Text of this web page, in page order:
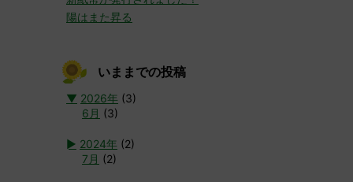
陽はまた昇る
いままでの投稿
▼ 2026年 (3)
6月 (3)
► 2024年 (2)
7月 (2)